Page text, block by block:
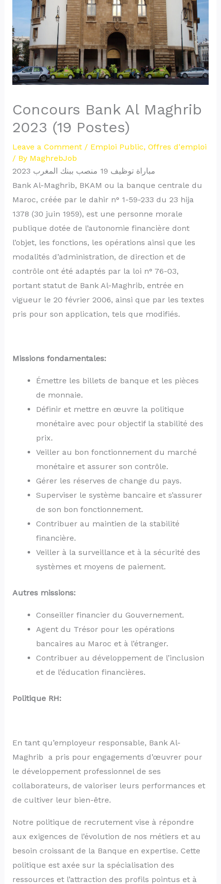
Concours Bank Al Maghrib
2023 (19 Postes)
Leave a Comment / Emploi Public, Offres d'emploi
/ By MaghrebJob
مباراة توظيف 19 منصب ببنك المغرب 2023
Bank Al-Maghrib, BKAM ou la banque centrale du
Maroc, créée par le dahir n° 1-59-233 du 23 hija
1378 (30 juin 1959), est une personne morale
publique dotée de l’autonomie financière dont
l’objet, les fonctions, les opérations ainsi que les
modalités d’administration, de direction et de
contrôle ont été adaptés par la loi n° 76-03,
portant statut de Bank Al-Maghrib, entrée en
vigueur le 20 février 2006, ainsi que par les textes
pris pour son application, tels que modifiés.
Missions fondamentales:
Émettre les billets de banque et les pièces
de monnaie.
Définir et mettre en œuvre la politique
monétaire avec pour objectif la stabilité des
prix.
Veiller au bon fonctionnement du marché
monétaire et assurer son contrôle.
Gérer les réserves de change du pays.
Superviser le système bancaire et s’assurer
de son bon fonctionnement.
Contribuer au maintien de la stabilité
financière.
Veiller à la surveillance et à la sécurité des
systèmes et moyens de paiement.
Autres missions:
Conseiller financier du Gouvernement.
Agent du Trésor pour les opérations
bancaires au Maroc et à l’étranger.
Contribuer au développement de l’inclusion
et de l’éducation financières.
Politique RH:
En tant qu’employeur responsable, Bank Al-
Maghrib a pris pour engagements d’œuvrer pour
le développement professionnel de ses
collaborateurs, de valoriser leurs performances et
de cultiver leur bien-être.
Notre politique de recrutement vise à répondre
aux exigences de l’évolution de nos métiers et au
besoin croissant de la Banque en expertise. Cette
politique est axée sur la spécialisation des
ressources et l’attraction des profils pointus et à